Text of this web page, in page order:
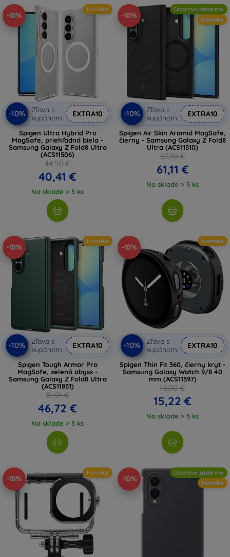
-10%
Novinka
-10%
Zľava s
kupónom
EXTRA10
Spigen Ultra Hybrid Pro
MagSafe, priehľadná biela -
Samsung Galaxy Z Fold8 Ultra
(ACS11506)
44,90 €
40,41 €
Na sklade > 5 ks
-10%
Doprava zadarmo
Novinka
-10%
Zľava s
kupónom
EXTRA10
Spigen Air Skin Aramid MagSafe,
čierny - Samsung Galaxy Z Fold8
Ultra (ACS11510)
67,90 €
61,11 €
Na sklade > 5 ks
-10%
Novinka
-10%
Zľava s
kupónom
EXTRA10
Spigen Tough Armor Pro
MagSafe, zelená abyss -
Samsung Galaxy Z Fold8 Ultra
(ACS11851)
51,91 €
46,72 €
Na sklade > 5 ks
-10%
Novinka
-10%
Zľava s
kupónom
EXTRA10
Spigen Thin Fit 360, čierny kryt -
Samsung Galaxy Watch 9/8 40
mm (ACS11597)
16,90 €
15,22 €
Na sklade > 5 ks
-10%
Novinka
-10%
Doprava zadarmo
Novinka